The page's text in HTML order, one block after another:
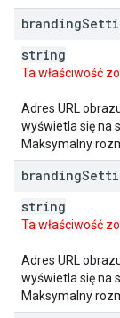
branding
string
Ta właściwość
Adres URL
wyświetla się na
Maksymalny
branding
string
Ta właściwość
Adres URL
wyświetla się na
Maksymalny